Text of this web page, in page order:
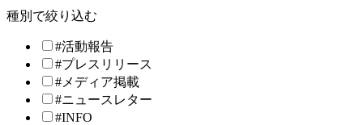
種別で絞り込む
#活動報告
#プレスリリース
#メディア掲載
#ニュースレター
#INFO